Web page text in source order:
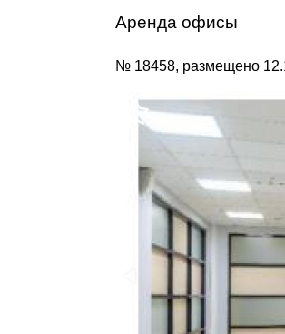
Аренда офисы
№ 18458, размещено